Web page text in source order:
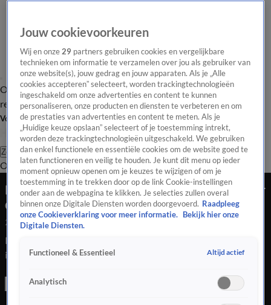
Overzicht Laatste nieuws Regionieuws Het beste van Hart
Tip de
redactie
Volg Hart van Nederland
Zoeken
OverzichtRegioUitzendingenWeerTip de redactiePanelVideo's
Fietsenwinkel Doetinchem voor de tweede keer
dupe van inbrekers
24 juli 2020, 15:37
Fietsenwinkel Doetinchem voor de tweede keer dupe van
inbrekers
Jouw cookievoorkeuren
Wij en onze29 partners gebruiken cookies en vergelijkbare
technieken om informatie te verzamelen over jou als gebruiker van
onze website(s), jouw gedrag en jouw apparaten. Als je „Alle
cookies accepteren” selecteert, worden trackingtechnologieën
ingeschakeld om onze advertenties en content te kunnen
personaliseren, onze producten en diensten te verbeteren en om
de prestaties van advertenties en content te meten. Als je
„Huidige keuze opslaan” selecteert of je toestemming intrekt,
worden deze trackingtechnologieën uitgeschakeld. We gebruiken
dan enkel functionele en essentiële cookies om de website goed te
laten functioneren en veilig te houden. Je kunt dit menu op ieder
moment opnieuw openen om je keuzes te wijzigen of om je
toestemming in te trekken door op de link Cookie-instellingen
onder aan de webpagina te klikken. Je selecties zullen overal
binnen onze Digitale Diensten worden doorgevoerd. Raadpleeg
onze Cookieverklaring voor meer informatie.
Bekijk hier onze
Digitale Diensten.
Functioneel & Essentieel Altijd actief
Analytisch